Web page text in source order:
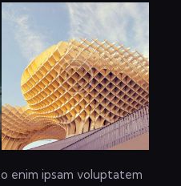
enim ipsam voluptatem